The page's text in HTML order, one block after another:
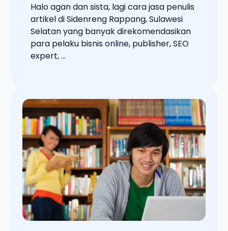
Halo agan dan sista, lagi cara jasa penulis
artikel di Sidenreng Rappang, Sulawesi
Selatan yang banyak direkomendasikan
para pelaku bisnis online, publisher, SEO
expert, ...